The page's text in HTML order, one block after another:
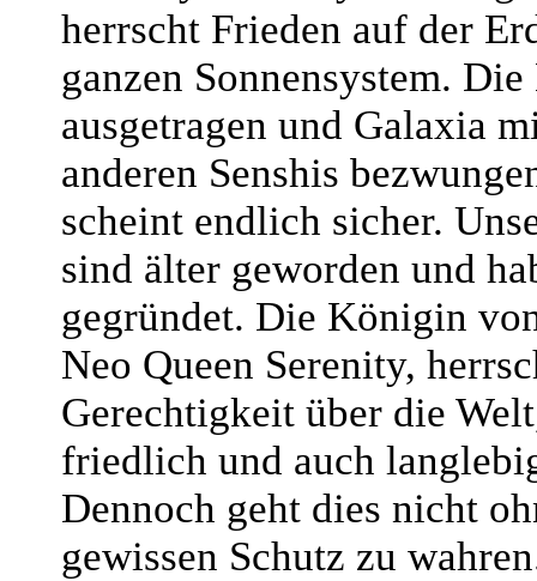
herrscht Frieden auf der
ganzen Sonnensystem.
ausgetragen und Galaxia
anderen Senshis
scheint endlich sicher.
sind älter geworden und
gegründet. Die Königin
Neo Queen Serenity,
Gerechtigkeit über die
friedlich und auch
Dennoch geht dies nicht
gewissen Schutz zu